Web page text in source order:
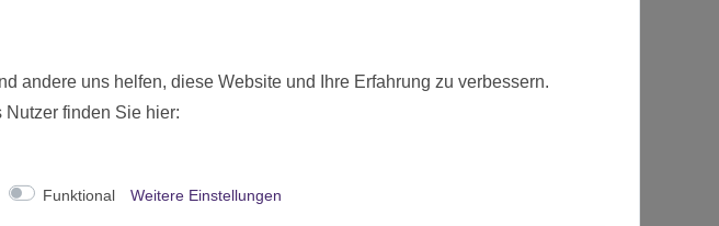
andere uns helfen, diese Website und Ihre Erfahrung zu verbessern.
finden Sie hier:
Funktional Weitere Einstellungen